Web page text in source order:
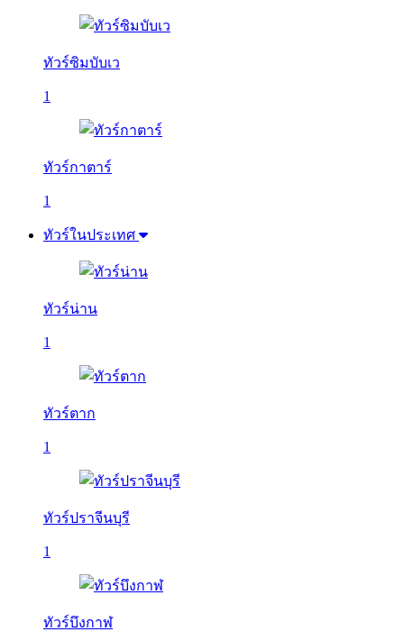
ทัวร์ซิมบับเว
1
ทัวร์กาตาร์
1
ทัวร์ในประเทศ
ทัวร์น่าน
1
ทัวร์ตาก
1
ทัวร์ปราจีนบุรี
1
ทัวร์บึงกาฬ